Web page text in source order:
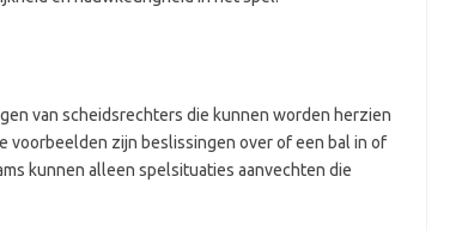
van scheidsrechters die kunnen worden herzien
voorbeelden zijn beslissingen over of een bal in of
kunnen alleen spelsituaties aanvechten die